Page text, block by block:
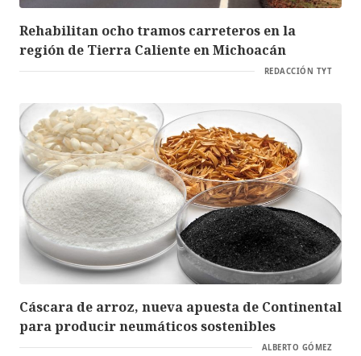
Rehabilitan ocho tramos carreteros en la
región de Tierra Caliente en Michoacán
REDACCIÓN TYT
Cáscara de arroz, nueva apuesta de Continental
para producir neumáticos sostenibles
ALBERTO GÓMEZ